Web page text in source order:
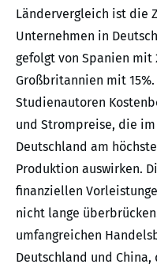
Ländervergleich ist die
Unternehmen in
gefolgt von Spanien mit
Großbritannien mit
Studienautoren
und Strompreise, die
Deutschland am
Produktion auswirken.
finanziellen
nicht lange
umfangreichen
Deutschland und